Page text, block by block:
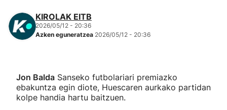
KIROLAK EITB
2026/05/12 - 20:36
Azken eguneratzea 2026/05/12 - 20:36
Jon Balda Sanseko futbolariari premiazko
ebakuntza egin diote, Huescaren aurkako partidan
kolpe handia hartu baitzuen.